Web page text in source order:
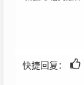
快捷回复：